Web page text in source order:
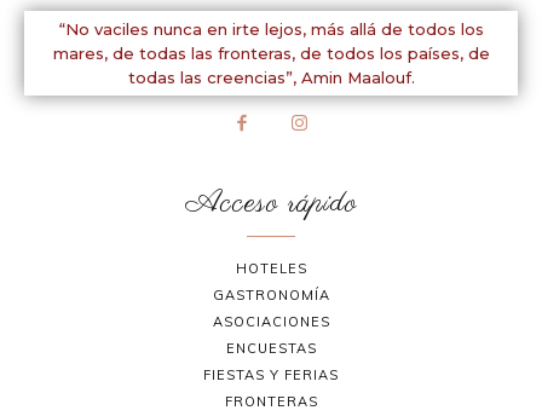
“No vaciles nunca en irte lejos, más allá de todos los
mares, de todas las fronteras, de todos los países, de
todas las creencias”, Amin Maalouf.
Acceso rápido
HOTELES
GASTRONOMÍA
ASOCIACIONES
ENCUESTAS
FIESTAS Y FERIAS
FRONTERAS